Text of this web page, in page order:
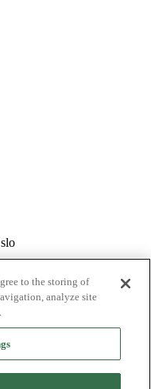
to the storing of
analyze site